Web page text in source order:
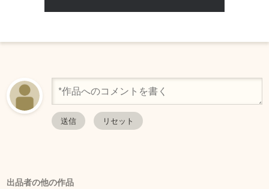
出品者の他の作品